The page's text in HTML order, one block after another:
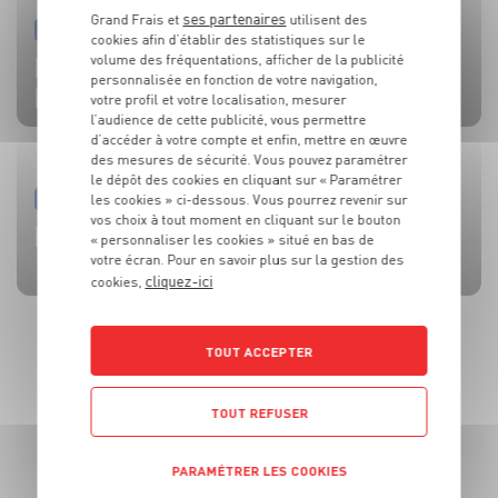
TOMATES
BRUSCHETTA FRAISES TOMATES MOZZA
ACTUALITE
L’HUILE QUI FAIT TOUTE LA DIFFÉRENCE !
BEAUFORT AOP
SALADE MOZZARELLA, PÊCHE ET AVOCAT
CÔTE DE BŒUF
CÔTE DE BOEUF AU ROQUEFORT
MOULES DE BOUCHOT AOP DE LA BAIE DU MONT-SAINT-
BROCHETTES DE SARDINES ET SAUCE À LA MENTHE
Grand Frais et ses partenaires utilisent des
cookies afin d’établir des statistiques sur le
volume des fréquentations, afficher de la publicité
personnalisée en fonction de votre navigation,
votre profil et votre localisation, mesurer
l’audience de cette publicité, vous permettre
d’accéder à votre compte et enfin, mettre en œuvre
des mesures de sécurité. Vous pouvez paramétrer
le dépôt des cookies en cliquant sur « Paramétrer
les cookies » ci-dessous. Vous pourrez revenir sur
vos choix à tout moment en cliquant sur le bouton
« personnaliser les cookies » situé en bas de
votre écran. Pour en savoir plus sur la gestion des
cookies, cliquez-ici
TOUT ACCEPTER
TOUT REFUSER
PARAMÉTRER LES COOKIES